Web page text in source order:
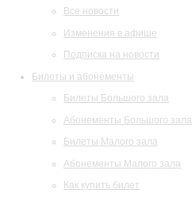
Все новости
Изменения в афише
Подписка на новости
Билеты и абонементы
Билеты Большого зала
Абонементы Большого зала
Билеты Малого зала
Абонементы Малого зала
Как купить билет